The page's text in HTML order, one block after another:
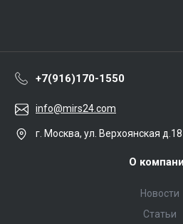
+7(916)170-1550
info@mirs24.com
г. Москва, ул. Верхоянская д.18
О
Новости
Статьи